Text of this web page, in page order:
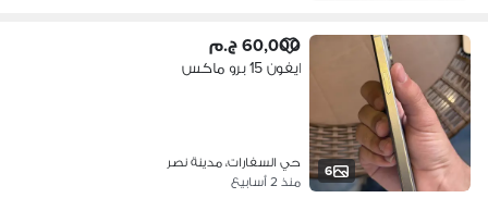
6
60,000 ج.م
ايفون 15 برو ماكس
حي السفارات، مدينة نصر
منذ 2 أسابيع